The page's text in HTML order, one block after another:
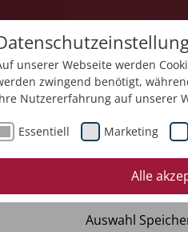
Flexteam
Initiativbewerbung
unserer Webseite werden
zwingend benötigt,
Nutzererfahrung auf unserer
Essentiell Marketing
Alle
Auswahl